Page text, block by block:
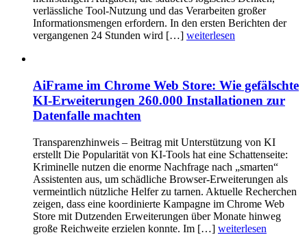
verlässliche Tool-Nutzung und das Verarbeiten großer
Informationsmengen erfordern. In den ersten Berichten der
vergangenen 24 Stunden wird […] weiterlesen
AiFrame im Chrome Web Store: Wie gefälschte
KI-Erweiterungen 260.000 Installationen zur
Datenfalle machten
Transparenzhinweis – Beitrag mit Unterstützung von KI
erstellt Die Popularität von KI-Tools hat eine Schattenseite:
Kriminelle nutzen die enorme Nachfrage nach „smarten“
Assistenten aus, um schädliche Browser-Erweiterungen als
vermeintlich nützliche Helfer zu tarnen. Aktuelle Recherchen
zeigen, dass eine koordinierte Kampagne im Chrome Web
Store mit Dutzenden Erweiterungen über Monate hinweg
große Reichweite erzielen konnte. Im […] weiterlesen